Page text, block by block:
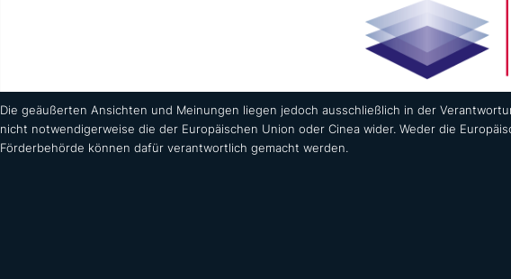
Die geäußerten Ansichten und Meinungen liegen jedoch ausschließlich in der
nicht notwendigerweise die der Europäischen Union oder Cinea wider. Weder die
Förderbehörde können dafür verantwortlich gemacht werden.